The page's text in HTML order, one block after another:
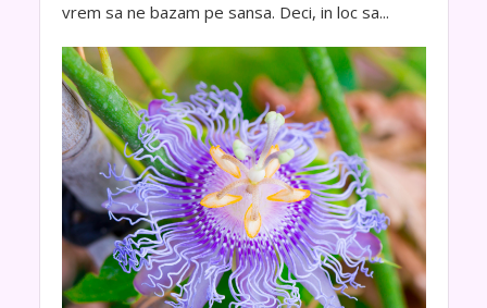
vrem sa ne bazam pe sansa. Deci, in loc sa...